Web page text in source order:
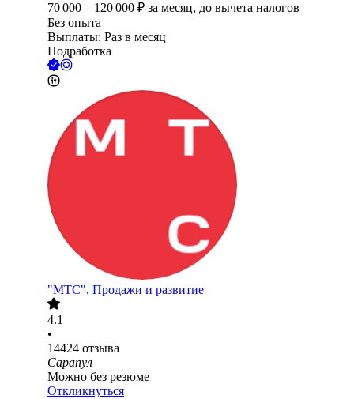
70 000 – 120 000 ₽ за месяц, до вычета налогов
Без опыта
Выплаты: Раз в месяц
Подработка
"МТС", Продажи и развитие
4.1
•
14424 отзыва
Сарапул
Можно без резюме
Откликнуться